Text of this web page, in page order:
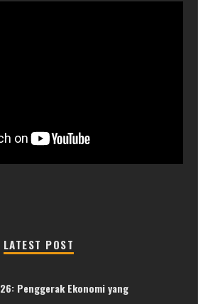
LATEST POST
Penggerak Ekonomi yang